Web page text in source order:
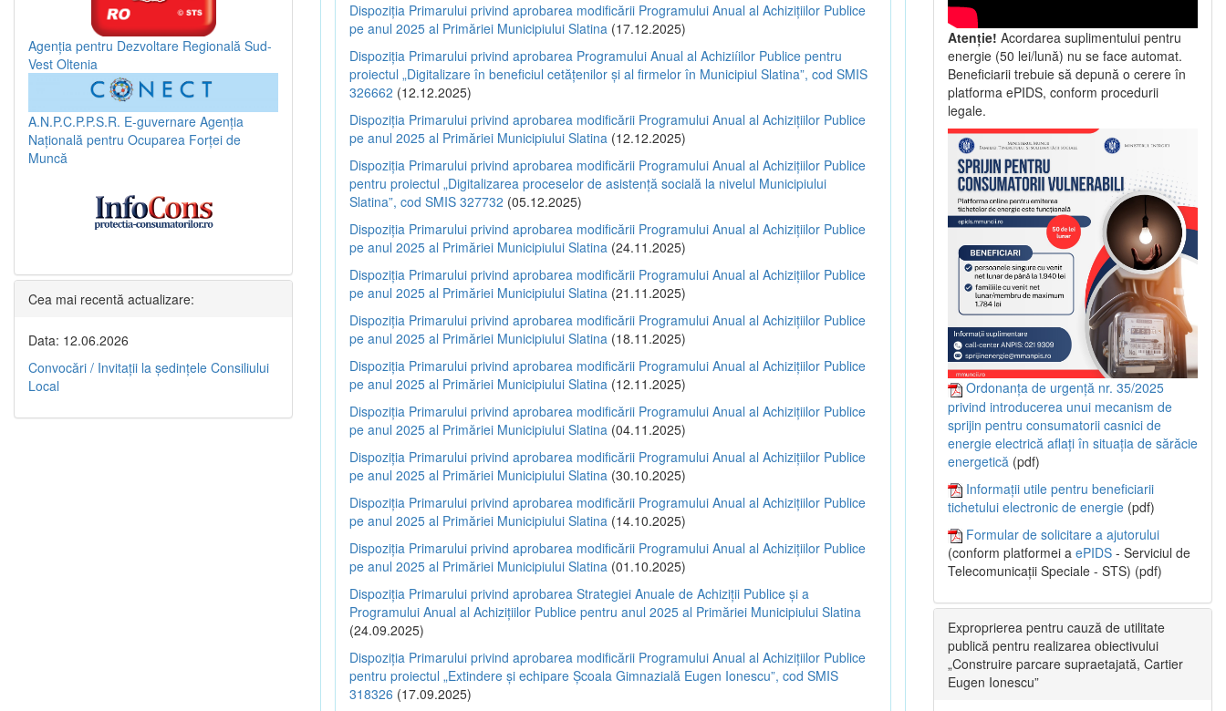
Dispoziția Primarului privind aprobarea modificării Programului Anual al Achizițiilor Publice
pe anul 2025 al Primăriei Municipiului Slatina (17.12.2025)
Dispoziția Primarului privind aprobarea Programului Anual al Achiziíilor Publice pentru
proiectul „Digitalizare în beneficiul cetățenilor și al firmelor în Municipiul Slatina”, cod SMIS
326662 (12.12.2025)
Dispoziția Primarului privind aprobarea modificării Programului Anual al Achizițiilor Publice
pe anul 2025 al Primăriei Municipiului Slatina (12.12.2025)
Dispoziția Primarului privind aprobarea modificării Programului Anual al Achizițiilor Publice
pentru proiectul „Digitalizarea proceselor de asistență socială la nivelul Municipiului
Slatina”, cod SMIS 327732 (05.12.2025)
Dispoziția Primarului privind aprobarea modificării Programului Anual al Achizițiilor Publice
pe anul 2025 al Primăriei Municipiului Slatina (24.11.2025)
Dispoziția Primarului privind aprobarea modificării Programului Anual al Achizițiilor Publice
pe anul 2025 al Primăriei Municipiului Slatina (21.11.2025)
Dispoziția Primarului privind aprobarea modificării Programului Anual al Achizițiilor Publice
pe anul 2025 al Primăriei Municipiului Slatina (18.11.2025)
Dispoziția Primarului privind aprobarea modificării Programului Anual al Achizițiilor Publice
pe anul 2025 al Primăriei Municipiului Slatina (12.11.2025)
Dispoziția Primarului privind aprobarea modificării Programului Anual al Achizițiilor Publice
pe anul 2025 al Primăriei Municipiului Slatina (04.11.2025)
Dispoziția Primarului privind aprobarea modificării Programului Anual al Achizițiilor Publice
pe anul 2025 al Primăriei Municipiului Slatina (30.10.2025)
Dispoziția Primarului privind aprobarea modificării Programului Anual al Achizițiilor Publice
pe anul 2025 al Primăriei Municipiului Slatina (14.10.2025)
Dispoziția Primarului privind aprobarea modificării Programului Anual al Achizițiilor Publice
pe anul 2025 al Primăriei Municipiului Slatina (01.10.2025)
Dispoziția Primarului privind aprobarea Strategiei Anuale de Achiziții Publice și a
Programului Anual al Achizițiilor Publice pentru anul 2025 al Primăriei Municipiului Slatina
(24.09.2025)
Dispoziția Primarului privind aprobarea modificării Programului Anual al Achizițiilor Publice
pentru proiectul „Extindere și echipare Școala Gimnazială Eugen Ionescu”, cod SMIS
318326 (17.09.2025)
Agenția pentru Dezvoltare Regională Sud-
Vest Oltenia
A.N.P.C.P.P.S.R. E-guvernare Agenția
Națională pentru Ocuparea Forței de
Muncă
Cea mai recentă actualizare:
Data: 12.06.2026
Convocări / Invitaţii la şedinţele Consiliului
Local
Atenție! Acordarea suplimentului pentru
energie (50 lei/lună) nu se face automat.
Beneficiarii trebuie să depună o cerere în
platforma ePIDS, conform procedurii
legale.
Ordonanța de urgență nr. 35/2025
privind introducerea unui mecanism de
sprijin pentru consumatorii casnici de
energie electrică aflați în situația de sărăcie
energetică (pdf)
Informații utile pentru beneficiarii
tichetului electronic de energie (pdf)
Formular de solicitare a ajutorului
(conform platformei a ePIDS - Serviciul de
Telecomunicații Speciale - STS) (pdf)
Exproprierea pentru cauză de utilitate
publică pentru realizarea obiectivului
„Construire parcare supraetajată, Cartier
Eugen Ionescu”